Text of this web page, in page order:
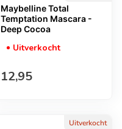
Maybelline Total
Temptation Mascara -
Deep Cocoa
Uitverkocht
Normale prijs
12,95
Uitverkocht